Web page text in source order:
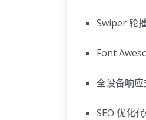
Swiper 轮
Font
全设备响
SEO 优化